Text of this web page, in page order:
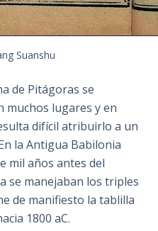
Suanshu
de Pitágoras se
muchos lugares y en
difícil atribuirlo a un
la Antigua Babilonia
mil años antes del
se manejaban los triples
de manifiesto la tablilla
1800 aC.